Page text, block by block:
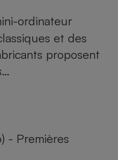
ordinateur
et des
proposent
- Premières